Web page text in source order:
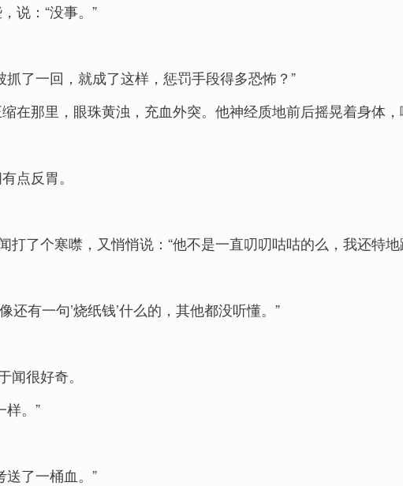
说：“没事。”
了一回，就成了这样，惩罚手段得多恐怖？”
在那里，眼珠黄浊，充血外突。他神经质地前后摇晃着身体，
点反胃。
打了个寒噤，又悄悄说：“他不是一直叨叨咕咕的么，我还特
还有一句’烧纸钱’什么的，其他都没听懂。”
很好奇。
样。”
了一桶血。”